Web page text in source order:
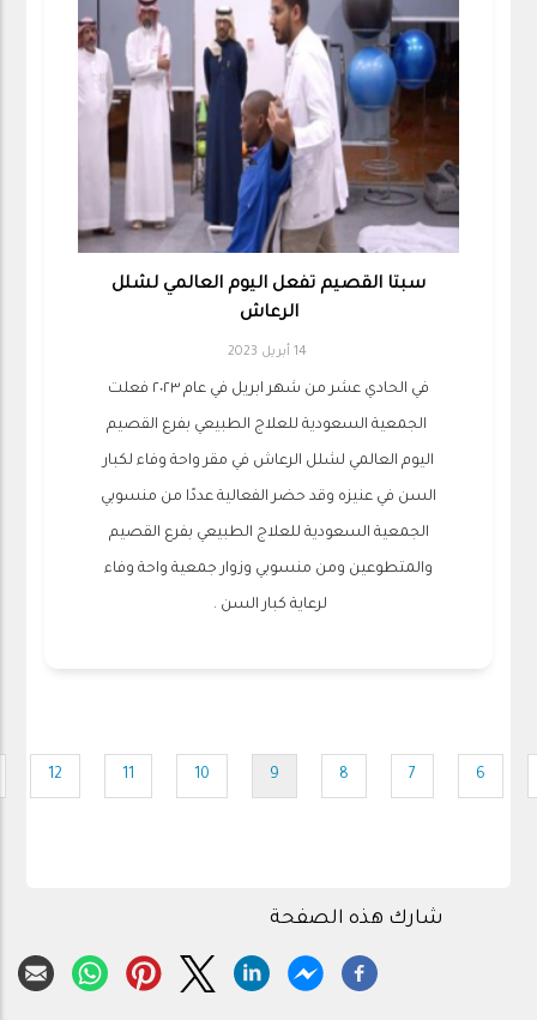
سبتا القصيم تفعل اليوم العالمي لشلل
الرعاش
14 أبريل 2023
في الحادي عشر من شهر ابريل في عام ٢٠٢٣ فعلت
اليوم العالمي لشلل الرعاش في مقر واحة وفاء لكبار
السن في عنيزه وقد حضر الفعالية عددًا من منسوبي
الجمعية السعودية للعلاج الطبيعي بفرع القصيم
‬والمتطوعين ومن منسوبي وزوار جمعية واحة وفاء
لرعاية كبار السن . ‏‪‬
Pagination
Page
6
Page7
Page
8
Current
9
Page
10
Page
11
Page
12
شارك هذه الصفحة